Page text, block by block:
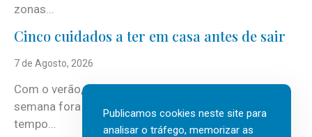
zonas...
Cinco cuidados a ter em casa antes de sair
7 de Agosto, 2026
Com o verão, chegam também as férias, os fins-de-
semana fora e os dias em que a casa fica mais
tempo...
Publicamos cookies neste site para
analisar o tráfego, memorizar as